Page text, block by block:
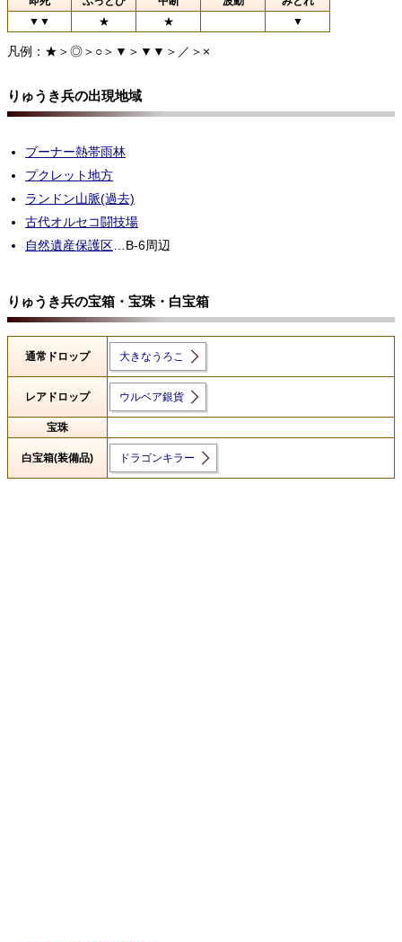
▼▼
★ ★ ▼
凡例：★＞◎＞○＞▼＞▼▼＞／＞×
りゅうき兵の出現地域
ブーナー熱帯雨林
プクレット地方
ランドン山脈(過去)
古代オルセコ闘技場
自然遺産保護区…B-6周辺
りゅうき兵の宝箱・宝珠・白宝箱
通常ドロップ 大きなうろこ
レアドロップ ウルベア銀貨
宝珠
白宝箱(装備品) ドラゴンキラー